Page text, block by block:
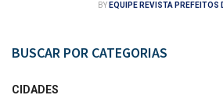
BY EQUIPE REVISTA PREFEITOS
BUSCAR POR CATEGORIAS
CIDADES